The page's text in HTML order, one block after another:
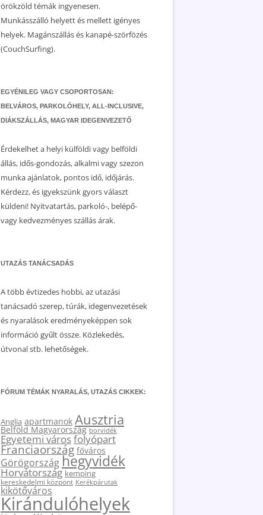
örökzöld témák ingyenesen.
Munkásszálló helyett és mellett igényes
helyek. Magánszállás és kanapé-szörfözés
(CouchSurfing).
EGYÉNILEG VAGY CSOPORTOSAN:
BELVÁROS, PARKOLÓHELY, ALL-INCLUSIVE,
DIÁKSZÁLLÁS, MAGYAR IDEGENVEZETŐ
Érdekelhet a helyi külföldi vagy belföldi
állás, idős-gondozás, alkalmi vagy szezon
munka ajánlatok, pontos idő, időjárás.
Kérdezz, és igyekszünk gyors választ
küldeni! Nyitvatartás, parkoló-, belépő-
vagy kedvezményes szállás árak.
UTAZÁS TANÁCSADÁS
A több évtizedes hobbi, az utazási
tanácsadó szerep, túrák, idegenvezetések
és nyaralások eredményeképpen sok
információ gyűlt össze. Közlekedés,
útvonal stb. lehetőségek.
FÓRUM TÉMÁK NYARALÁS, UTAZÁS CIKKEK:
Anglia apartmanok Ausztria
Belföld Magyarország borvidék
Egyetemi városfolyópart
Franciaország főváros
Görögországhegyvidék
Horvátország kemping
kereskedelmi központ Kerékpárutak
kikötőváros
Kirándulóhelyek